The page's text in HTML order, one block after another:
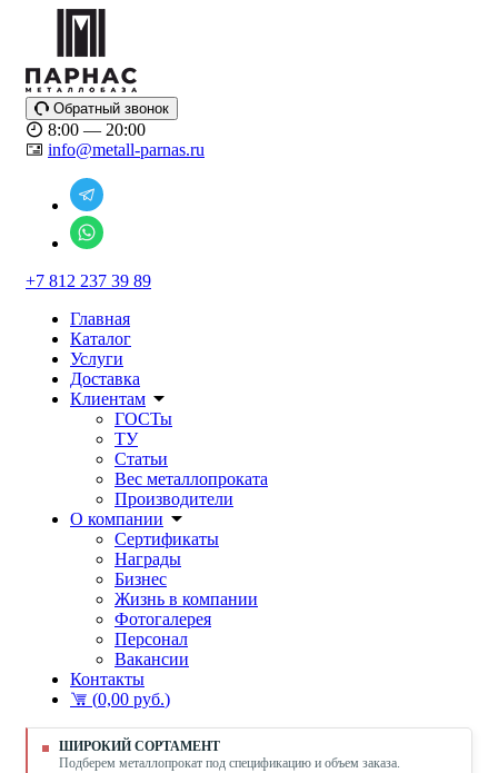
Обратный звонок
8:00 — 20:00
info@metall-parnas.ru
+7 812 237 39 89
Главная
Каталог
Услуги
Доставка
Клиентам
ГОСТы
ТУ
Статьи
Вес металлопроката
Производители
О компании
Сертификаты
Награды
Бизнес
Жизнь в компании
Фотогалерея
Персонал
Вакансии
Контакты
(0,00 руб.)
ШИРОКИЙ СОРТАМЕНТ
Подберем металлопрокат под спецификацию и объем заказа.